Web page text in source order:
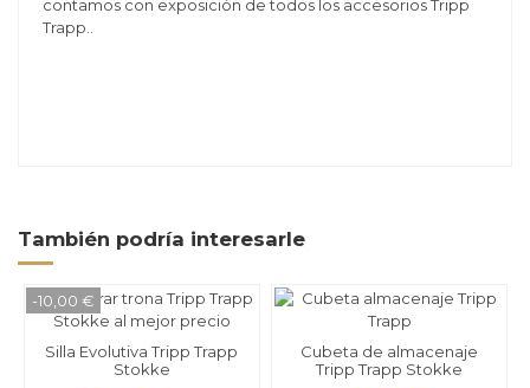
contamos con exposición de todos los accesorios Tripp
Trapp..
También podría interesarle
-10,00 €
Silla Evolutiva Tripp Trapp
Stokke
Cubeta de almacenaje
Tripp Trapp Stokke